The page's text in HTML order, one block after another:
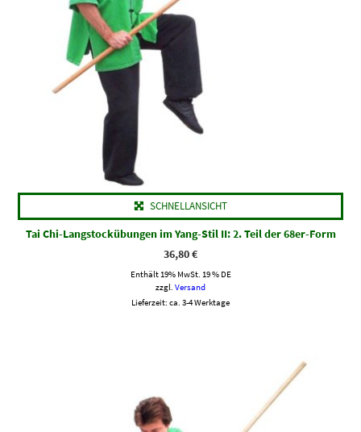
SCHNELLANSICHT
Tai Chi-Langstockübungen im Yang-Stil II: 2. Teil der 68er-Form
36,80€
Enthält 19% MwSt. 19 % DE
zzgl. Versand
Lieferzeit: ca. 3-4 Werktage